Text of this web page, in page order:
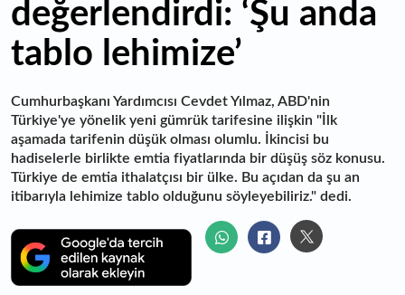
değerlendirdi: ‘Şu anda
tablo lehimize’
Cumhurbaşkanı Yardımcısı Cevdet Yılmaz, ABD'nin
Türkiye'ye yönelik yeni gümrük tarifesine ilişkin "İlk
aşamada tarifenin düşük olması olumlu. İkincisi bu
hadiselerle birlikte emtia fiyatlarında bir düşüş söz konusu.
Türkiye de emtia ithalatçısı bir ülke. Bu açıdan da şu an
itibarıyla lehimize tablo olduğunu söyleyebiliriz." dedi.